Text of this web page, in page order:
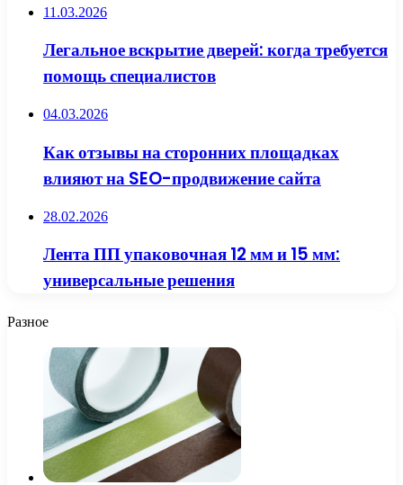
11.03.2026
Легальное вскрытие дверей: когда требуется
помощь специалистов
04.03.2026
Как отзывы на сторонних площадках
влияют на SEO-продвижение сайта
28.02.2026
Лента ПП упаковочная 12 мм и 15 мм:
универсальные решения
Разное